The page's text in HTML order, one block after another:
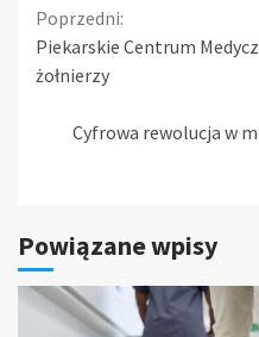
Continue
Reading
Poprzedni:
Piekarskie Centrum
żołnierzy
Cyfrowa rewolucja w
Powiązane wpisy